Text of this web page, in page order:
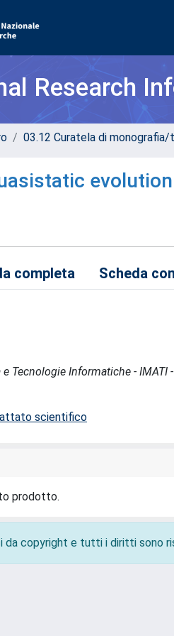
Research
03.12 Curatela di
completa Scheda
Tecnologie Informatiche - IMATI -
scientifico
prodotto.
copyright e tutti i diritti sono